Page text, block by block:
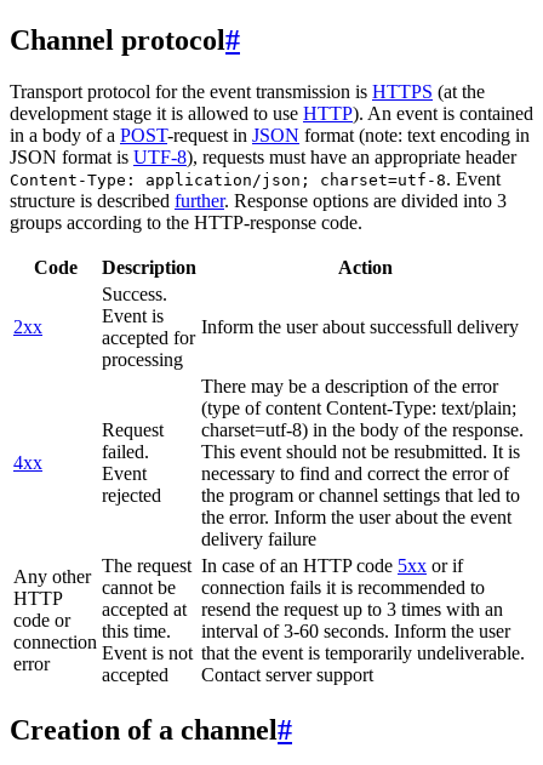
Channel protocol#
Transport protocol for the event transmission is HTTPS (at the
development stage it is allowed to use HTTP). An event is contained
in a body of a POST-request in JSON format (note: text encoding in
JSON format is UTF-8), requests must have an appropriate header
Content-Type: application/json; charset=utf-8. Event
structure is described further. Response options are divided into 3
groups according to the HTTP-response code.
Code Description Action
2xx
Success.
Event is
accepted for
processing
Inform the user about successfull delivery
4xx
Request
failed.
Event
rejected
There may be a description of the error
(type of content Content-Type: text/plain;
charset=utf-8) in the body of the response.
This event should not be resubmitted. It is
necessary to find and correct the error of
the program or channel settings that led to
the error. Inform the user about the event
delivery failure
Any other
HTTP
code or
connection
error
The request
cannot be
accepted at
this time.
Event is not
accepted
In case of an HTTP code 5xx or if
connection fails it is recommended to
resend the request up to 3 times with an
interval of 3-60 seconds. Inform the user
that the event is temporarily undeliverable.
Contact server support
Creation of a channel#